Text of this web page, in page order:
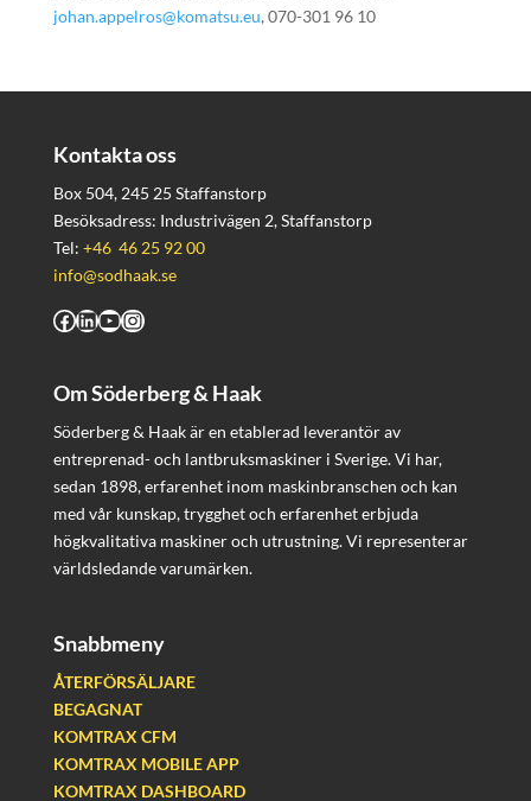
johan.appelros@komatsu.eu, 070-301 96 10
Kontakta oss
Box 504, 245 25 Staffanstorp
Besöksadress: Industrivägen 2, Staffanstorp
Tel: +46 46 25 92 00
info@sodhaak.se
Facebook
LinkedIn
YouTube
Instagram
Om Söderberg & Haak
Söderberg & Haak är en etablerad leverantör av
entreprenad- och lantbruksmaskiner i Sverige. Vi har,
sedan 1898, erfarenhet inom maskinbranschen och kan
med vår kunskap, trygghet och erfarenhet erbjuda
högkvalitativa maskiner och utrustning. Vi representerar
världsledande varumärken.
Snabbmeny
ÅTERFÖRSÄLJARE
BEGAGNAT
KOMTRAX CFM
KOMTRAX MOBILE APP
KOMTRAX DASHBOARD